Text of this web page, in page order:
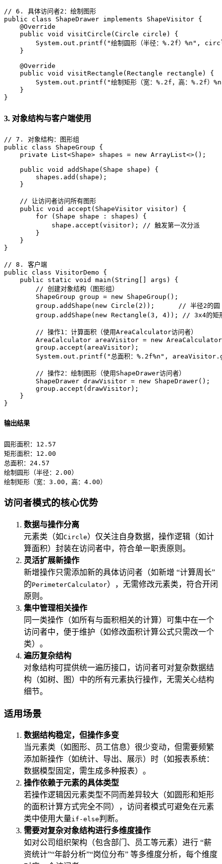
// 6. 具体访问者2：绘制图形
public
class ShapeDrawer implements ShapeVisitor {
@Override
public void visitCircle (Circle circle)
{
        System.out.printf(
"绘制圆形（半径：%.2f）%n" ,
    }
@Override
public void visitRectangle (Rectangle rectangle)
{
        System.out.printf(
"绘制矩形（宽：%.2f，高：%.2f）
    }
}
3. 对象结构与客户端使用
// 7. 对象结构：图形组
public
class ShapeGroup {
private List<Shape> shapes = new ArrayList<>();
public void addShape (Shape shape)
{
        shapes.add(shape);
    }
// 让访问者访问所有图形
public void accept (ShapeVisitor visitor)
{
for (Shape shape : shapes) {
            shape.accept(visitor);
// 触发第一次分派
        }
    }
}
// 8. 客户端
public
class VisitorDemo {
public
static void main (String[] args)
{
// 创建对象结构（图形组）
ShapeGroup group = new ShapeGroup ();
        group.addShape(
new Circle ( 2 )); // 半径2的圆
        group.addShape(
new Rectangle ( 3 , 4)); // 3x4的矩
// 操作1：计算面积（使用AreaCalculator访问者）
AreaCalculator areaVisitor = new AreaCalculator
        group.accept(areaVisitor);
        System.out.printf(
"总面积：%.2f%n" ,
// 操作2：绘制图形（使用ShapeDrawer访问者）
ShapeDrawer drawVisitor = new ShapeDrawer();
        group.accept(drawVisitor);
    }
}
输出结果
圆形面积：12.57
矩形面积：12.00
总面积：24.57
绘制圆形（半径：2.00）
绘制矩形（宽：3.00，高：4.00）
访问者模式的核心优势
数据与操作分离
元素类（如Circle）仅关注自身数据，操作逻辑（如计
算面积）封装在访问者中，符合单一职责原则。
灵活扩展新操作
新增操作只需添加新的具体访问者（如新增 “计算周长”
的PerimeterCalculator），无需修改元素类，符合开闭
原则。
集中管理相关操作
同一类操作（如所有与面积相关的计算）可集中在一个
访问者中，便于维护（如修改面积计算公式只需改一个
类）。
遍历复杂结构
对象结构可提供统一遍历接口，访问者可对复杂数据结
构（如树、图）中的所有元素执行操作，无需关心结构
细节。
适用场景
数据结构稳定，但操作多变
当元素类（如图形、员工信息）很少变动，但需要频繁
添加新操作（如统计、导出、展示）时（如报表系统：
数据模型固定，需生成多种报表）。
操作依赖于元素的具体类型
若操作逻辑因元素类型不同而差异较大（如圆形和矩形
的面积计算方式完全不同），访问者模式可避免在元素
类中使用大量if-else判断。
需要对复杂对象结构进行多维度操作
如对公司组织架构（包含部门、员工等元素）进行 “薪
资统计”“年龄分析”“岗位分布” 等多维度分析，每个维度